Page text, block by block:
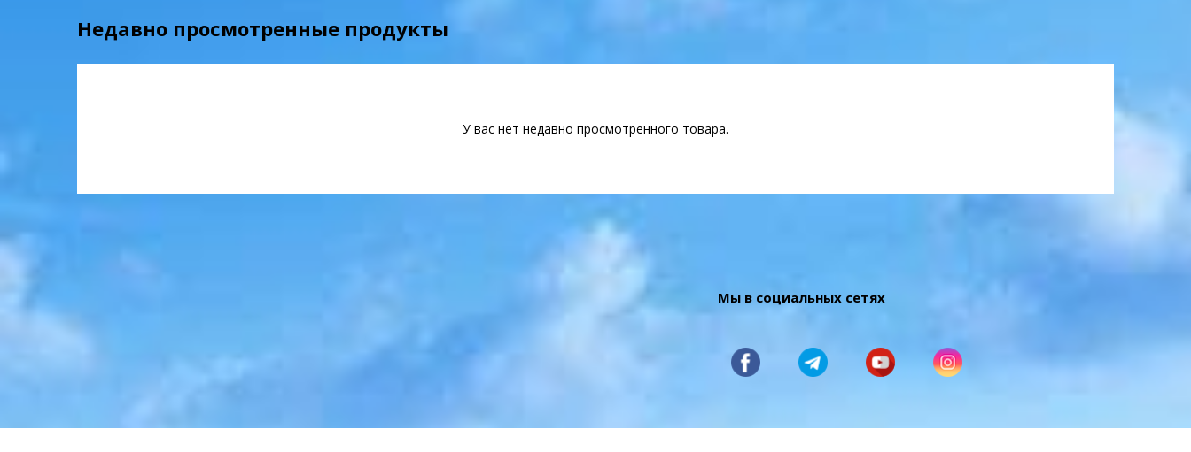
Недавно просмотренные продукты
У вас нет недавно просмотренного товара.
Мы в социальных сетях